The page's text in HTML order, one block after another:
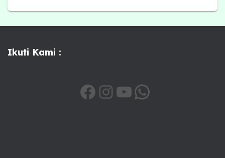
Ikuti Kami :
HTTPS://WWW.FACEBOOK.COM/SHARE/1A6QSXIHTV/ INSTAGRAM YOUTUBE